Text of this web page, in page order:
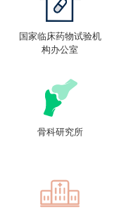
国家临床药物试验机
构办公室
骨科研究所